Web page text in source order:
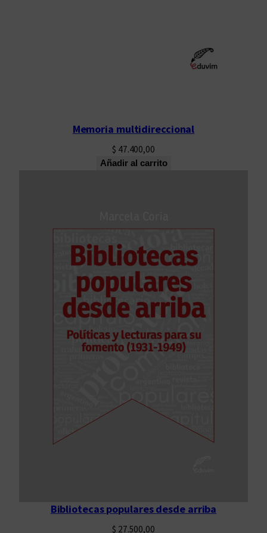
Memoria multidireccional
$ 47.400,00
Añadir al carrito
Bibliotecas populares desde arriba
$ 27.500,00